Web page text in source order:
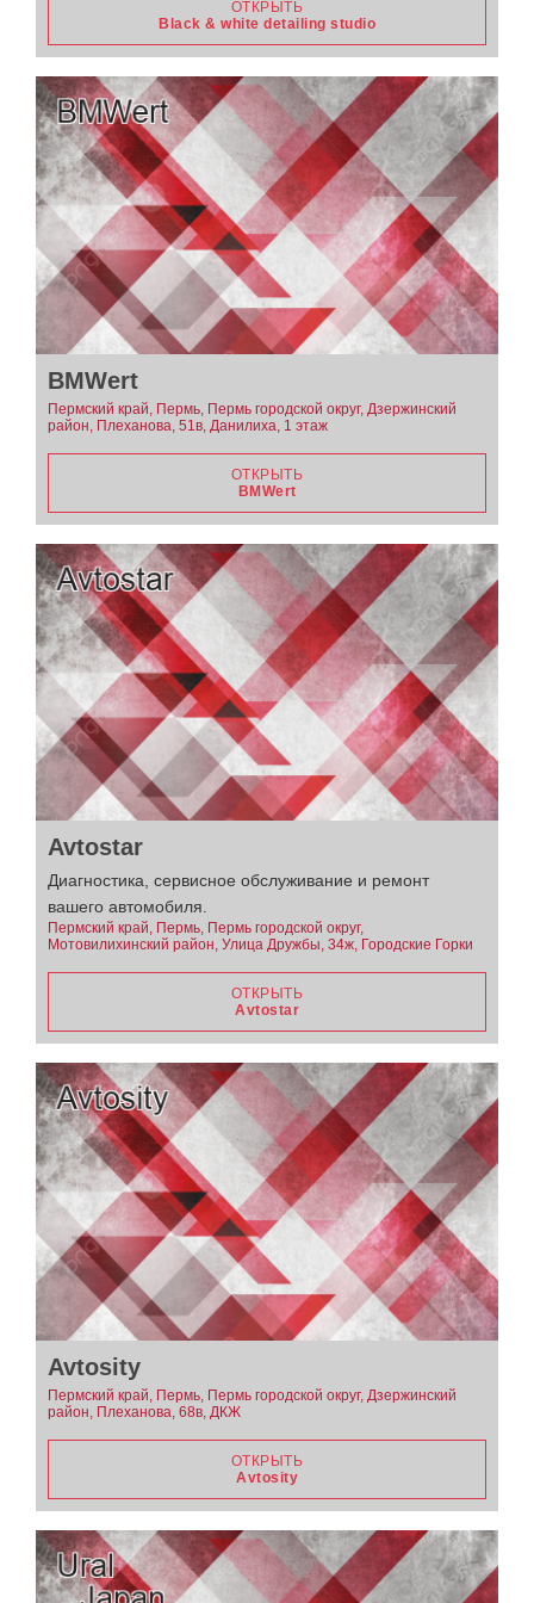
ОТКРЫТЬ
Black & white detailing studio
BMWert
Пермский край, Пермь, Пермь городской округ, Дзержинский
район, Плеханова, 51в, Данилиха, 1 этаж
ОТКРЫТЬ
BMWert
Avtostar
Диагностика, сервисное обслуживание и ремонт
вашего автомобиля.
Пермский край, Пермь, Пермь городской округ,
Мотовилихинский район, Улица Дружбы, 34ж, Городские Горки
ОТКРЫТЬ
Avtostar
Avtosity
Пермский край, Пермь, Пермь городской округ, Дзержинский
район, Плеханова, 68в, ДКЖ
ОТКРЫТЬ
Avtosity